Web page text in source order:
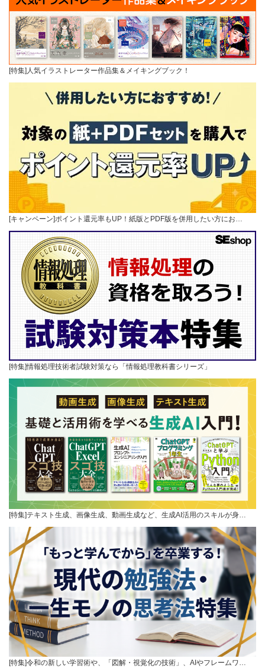
[特集]人気イラストレーター作品集＆メイキングブック！
[キャンペーン]ポイント還元率もUP！紙版とPDF版を併用したい方にお…
[特集]情報処理技術者試験対策なら「情報処理教科書シリーズ」
[特集]テキスト生成、画像生成、動画生成など、生成AI活用のスキルが身…
[特集]令和の新しい学習術や、「図解・視覚化の技術」、AIやフレームワ…